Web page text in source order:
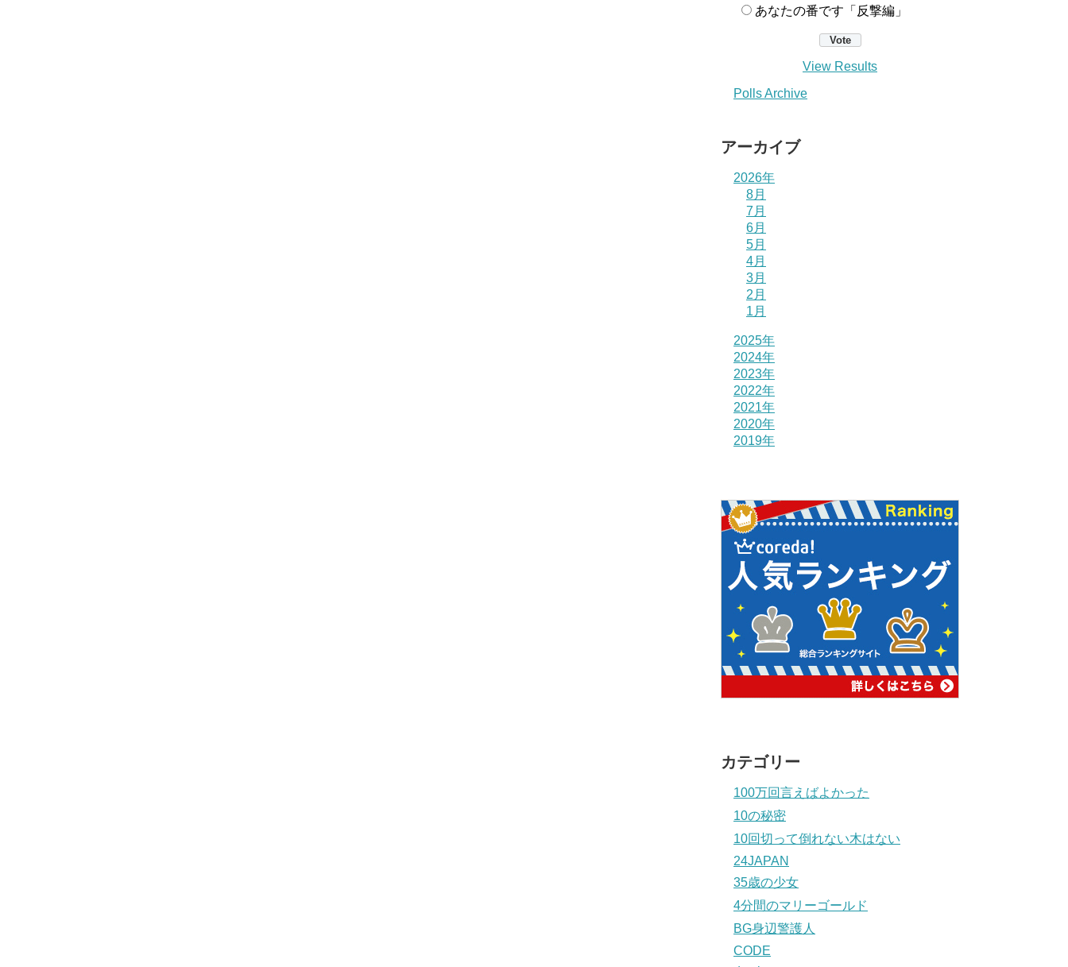
あなたの番です「反撃編」
View Results
Polls Archive
アーカイブ
2026年
8月
7月
6月
5月
4月
3月
2月
1月
2025年
2024年
2023年
2022年
2021年
2020年
2019年
カテゴリー
100万回言えばよかった
10の秘密
10回切って倒れない木はない
24JAPAN
35歳の少女
4分間のマリーゴールド
BG身辺警護人
CODE